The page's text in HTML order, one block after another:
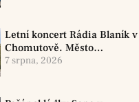
Letní koncert Rádia Blaník v
Chomutově. Město
doporučuje využít MHD
7 srpna, 2026